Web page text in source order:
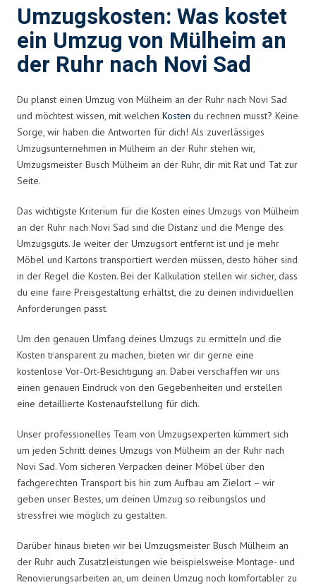
Umzugskosten: Was kostet
ein Umzug von Mülheim an
der Ruhr nach Novi Sad
Du planst einen Umzug von Mülheim an der Ruhr nach Novi Sad
und möchtest wissen, mit welchen Kosten du rechnen musst? Keine
Sorge, wir haben die Antworten für dich! Als zuverlässiges
Umzugsunternehmen in Mülheim an der Ruhr stehen wir,
Umzugsmeister Busch Mülheim an der Ruhr, dir mit Rat und Tat zur
Seite.
Das wichtigste Kriterium für die Kosten eines Umzugs von Mülheim
an der Ruhr nach Novi Sad sind die Distanz und die Menge des
Umzugsguts. Je weiter der Umzugsort entfernt ist und je mehr
Möbel und Kartons transportiert werden müssen, desto höher sind
in der Regel die Kosten. Bei der Kalkulation stellen wir sicher, dass
du eine faire Preisgestaltung erhältst, die zu deinen individuellen
Anforderungen passt.
Um den genauen Umfang deines Umzugs zu ermitteln und die
Kosten transparent zu machen, bieten wir dir gerne eine
kostenlose Vor-Ort-Besichtigung an. Dabei verschaffen wir uns
einen genauen Eindruck von den Gegebenheiten und erstellen
eine detaillierte Kostenaufstellung für dich.
Unser professionelles Team von Umzugsexperten kümmert sich
um jeden Schritt deines Umzugs von Mülheim an der Ruhr nach
Novi Sad. Vom sicheren Verpacken deiner Möbel über den
fachgerechten Transport bis hin zum Aufbau am Zielort – wir
geben unser Bestes, um deinen Umzug so reibungslos und
stressfrei wie möglich zu gestalten.
Darüber hinaus bieten wir bei Umzugsmeister Busch Mülheim an
der Ruhr auch Zusatzleistungen wie beispielsweise Montage- und
Renovierungsarbeiten an, um deinen Umzug noch komfortabler zu